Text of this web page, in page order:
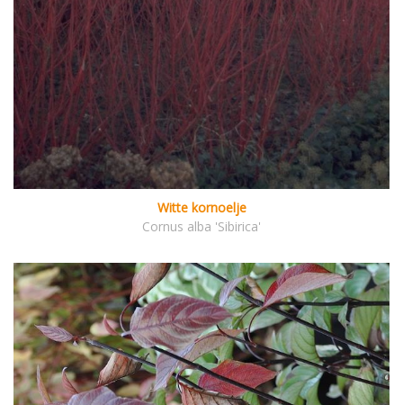
Witte kornoelje
Cornus alba 'Sibirica'